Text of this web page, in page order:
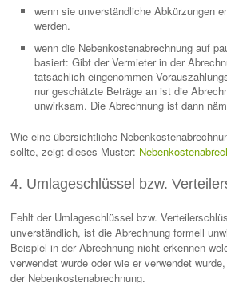
wenn sie unverständliche Abkürzungen
werden.
wenn die Nebenkostenabrechnung auf
basiert: Gibt der Vermieter in der
tatsächlich eingenommen
nur geschätzte Beträge an ist die
unwirksam. Die Abrechnung ist dann
Wie eine übersichtliche
sollte, zeigt dieses Muster:
4. Umlageschlüssel bzw.
Fehlt der Umlageschlüssel bzw.
unverständlich, ist die Abrechnung formell
Beispiel in der Abrechnung nicht erkennen
verwendet wurde oder wie er verwendet
der Nebenkostenabrechnung.